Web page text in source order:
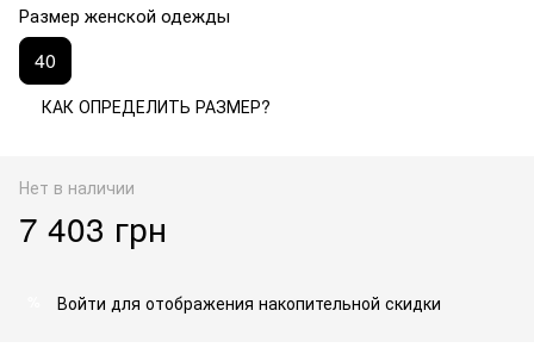
Размер женской одежды
40
КАК ОПРЕДЕЛИТЬ РАЗМЕР?
Нет в наличии
7 403 грн
Войти для отображения накопительной скидки